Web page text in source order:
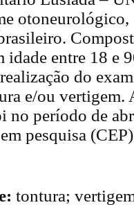
idade entre 18 e
do
e/ou vertigem.
no período de
pesquisa
tontura;